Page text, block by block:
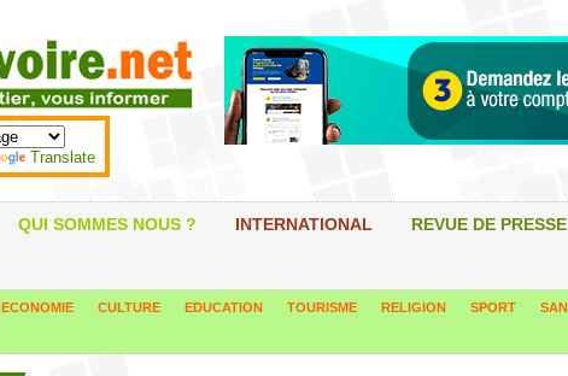
Translate
QUI SOMMES NOUS ? INTERNATIONAL REVUE DE PRESSE
ECONOMIE CULTURE EDUCATION TOURISME RELIGION SPORT